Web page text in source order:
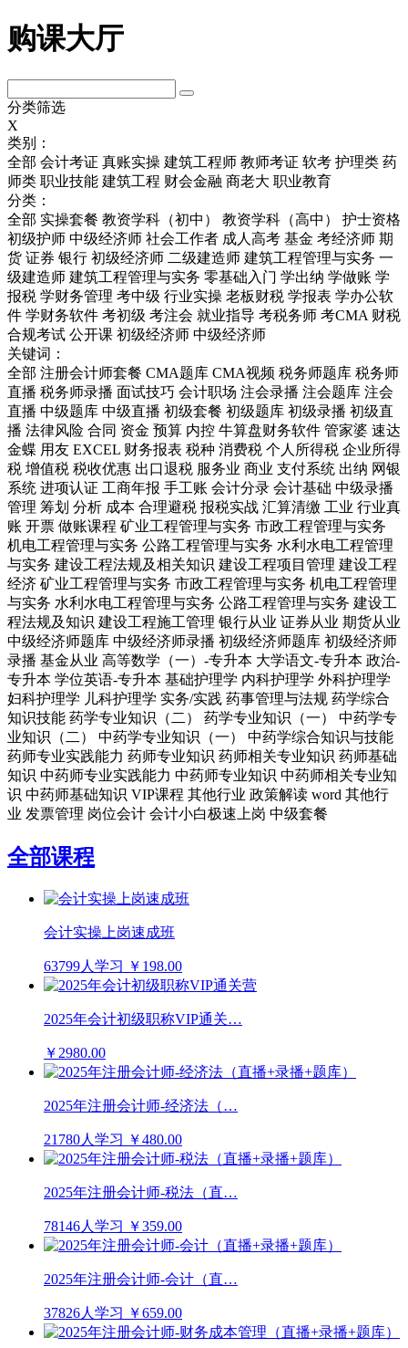
购课大厅
分类筛选
X
类别：
全部 会计考证 真账实操 建筑工程师 教师考证 软考 护理类 药
师类 职业技能 建筑工程 财会金融 商老大 职业教育
分类：
全部 实操套餐 教资学科（初中） 教资学科（高中）
护士资格
初级护师 中级经济师 社会工作者 成人高考 基金 考经济师 期
货 证券 银行 初级经济师 二级建造师 建筑工程管理与实务 一
级建造师 建筑工程管理与实务 零基础入门 学出纳 学做账 学
报税 学财务管理 考中级 行业实操 老板财税 学报表 学办公软
件 学财务软件 考初级 考注会 就业指导 考税务师 考CMA 财税
合规考试 公开课 初级经济师 中级经济师
关键词：
全部 注册会计师套餐 CMA题库 CMA视频 税务师题库 税务师
直播 税务师录播 面试技巧 会计职场 注会录播 注会题库 注会
直播 中级题库 中级直播 初级套餐 初级题库 初级录播 初级直
播 法律风险 合同 资金 预算 内控 牛算盘财务软件 管家婆 速达
金蝶 用友 EXCEL 财务报表 税种 消费税 个人所得税 企业所得
税 增值税 税收优惠 出口退税 服务业 商业 支付系统 出纳 网银
系统 进项认证 工商年报 手工账 会计分录 会计基础 中级录播
管理 筹划 分析 成本 合理避税 报税实战 汇算清缴 工业 行业真
账 开票 做账课程 矿业工程管理与实务 市政工程管理与实务
机电工程管理与实务 公路工程管理与实务 水利水电工程管理
与实务 建设工程法规及相关知识 建设工程项目管理 建设工程
经济 矿业工程管理与实务 市政工程管理与实务 机电工程管理
与实务 水利水电工程管理与实务 公路工程管理与实务 建设工
程法规及知识 建设工程施工管理 银行从业 证券从业 期货从业
中级经济师题库 中级经济师录播 初级经济师题库 初级经济师
录播 基金从业 高等数学（一）-专升本 大学语文-专升本 政治-
专升本 学位英语-专升本 基础护理学 内科护理学 外科护理学
妇科护理学 儿科护理学 实务/实践 药事管理与法规 药学综合
知识技能 药学专业知识（二） 药学专业知识（一）
中药学专
业知识（二）
中药学专业知识（一）
中药学综合知识与技能
药师专业实践能力 药师专业知识 药师相关专业知识 药师基础
知识 中药师专业实践能力 中药师专业知识 中药师相关专业知
识 中药师基础知识 VIP课程 其他行业 政策解读 word 其他行
业 发票管理 岗位会计 会计小白极速上岗 中级套餐
全部课程
会计实操上岗速成班
63799人学习 ￥198.00
2025年会计初级职称VIP通关…
￥2980.00
2025年注册会计师-经济法（…
21780人学习 ￥480.00
2025年注册会计师-税法（直…
78146人学习 ￥359.00
2025年注册会计师-会计（直…
37826人学习 ￥659.00